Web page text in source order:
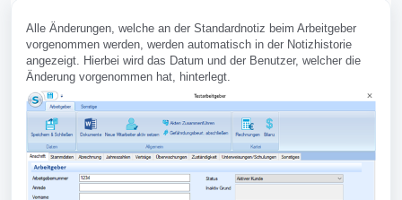
Alle Änderungen, welche an der Standardnotiz beim Arbeitgeber
vorgenommen werden, werden automatisch in der Notizhistorie
angezeigt. Hierbei wird das Datum und der Benutzer, welcher die
Änderung vorgenommen hat, hinterlegt.